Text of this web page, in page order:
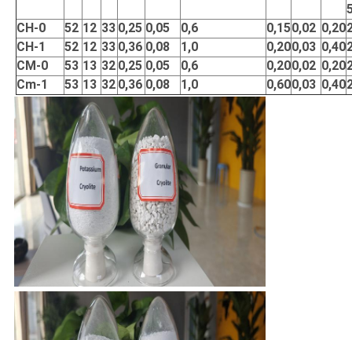
CH-0
52 12 33 0,25 0,05 0,6 0,150,02 0,20
CH-1
52 12 33 0,36 0,08 1,0 0,200,03 0,40
CM-0
53 13 32 0,25 0,05 0,6 0,200,02 0,20
Cm-1
53 13 32 0,36 0,08 1,0 0,600,03 0,40